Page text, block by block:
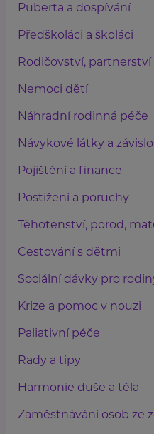
Puberta a dospívání
Předškoláci a školáci
Rodičovství,
Nemoci dětí
Náhradní rodinná péče
Návykové látky a
Pojištění a finance
Postižení a poruchy
Těhotenství, porod,
Cestování s dětmi
Sociální dávky pro
Krize a pomoc v nouzi
Paliativní péče
Rady a tipy
Harmonie duše a těla
Zaměstnávání osob ze